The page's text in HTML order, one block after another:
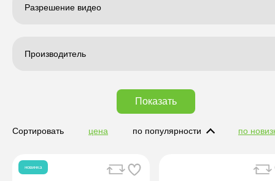
Разрешение видео
Производитель
Показать
Сортировать цена по популярности по
новинка